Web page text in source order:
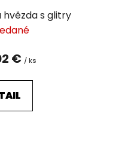
hvězda s glitry
€ / ks